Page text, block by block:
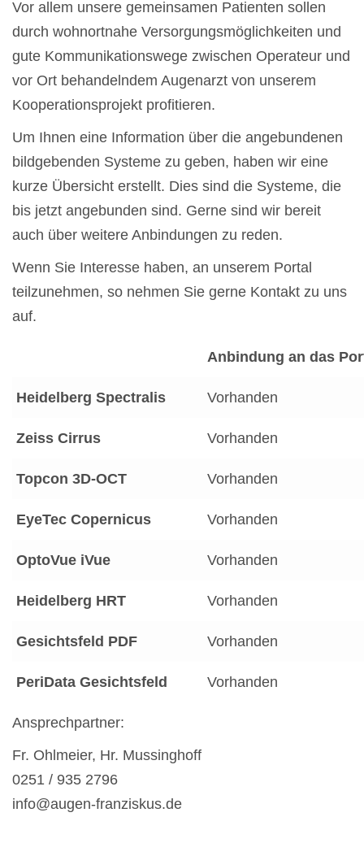
Vor allem unsere gemeinsamen Patienten sollen
durch wohnortnahe Versorgungsmöglichkeiten und
gute Kommunikationswege zwischen Operateur und
vor Ort behandelndem Augenarzt von unserem
Kooperationsprojekt profitieren.
Um Ihnen eine Information über die angebundenen
bildgebenden Systeme zu geben, haben wir eine
kurze Übersicht erstellt. Dies sind die Systeme, die
bis jetzt angebunden sind. Gerne sind wir bereit
auch über weitere Anbindungen zu reden.
Wenn Sie Interesse haben, an unserem Portal
teilzunehmen, so nehmen Sie gerne Kontakt zu uns
auf.
Anbindung an das
Heidelberg Spectralis Vorhanden
Zeiss Cirrus Vorhanden
Topcon 3D-OCT Vorhanden
EyeTec Copernicus Vorhanden
OptoVue iVue Vorhanden
Heidelberg HRT Vorhanden
Gesichtsfeld PDF Vorhanden
PeriData Gesichtsfeld Vorhanden
Ansprechpartner:
Fr. Ohlmeier, Hr. Mussinghoff
0251 / 935 2796
info@augen-franziskus.de